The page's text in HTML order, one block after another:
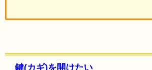
鍵(カギ)を開けたい